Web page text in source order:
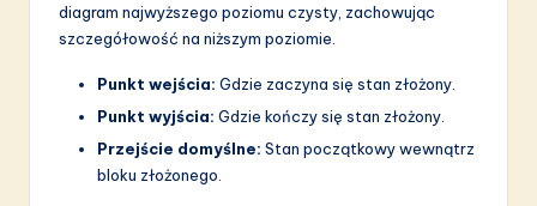
diagram najwyższego poziomu czysty, zachowując
szczegółowość na niższym poziomie.
Punkt wejścia: Gdzie zaczyna się stan złożony.
Punkt wyjścia: Gdzie kończy się stan złożony.
Przejście domyślne: Stan początkowy wewnątrz
bloku złożonego.